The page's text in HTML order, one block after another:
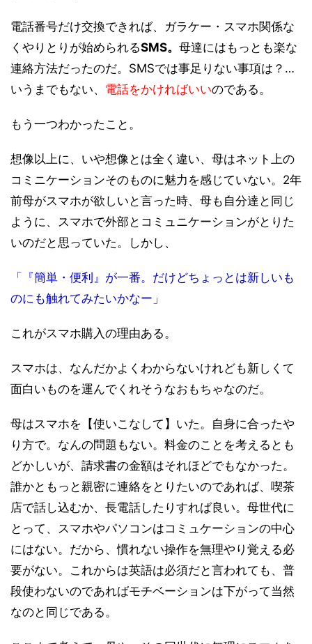
電話番号だけ交換できれば、ガラケー・スマホ関係な
くやりとりが始められるSMS。 母達にはもっとも楽な
連絡方法だったのだ。SMSでは事足りない事項は？…
いうまでもない、 電話をかければいいのである。
もう一つわかったこと。
想像以上に、いや想像とは全く違い、母はネット上の
コミニケーションそのものに魅力を感じていない。2年
前母がスマホが欲しいと言った時、母も自分達と同じ
ように、スマホで外部とコミュニケーションがとりた
いのだと思っていた。しかし、
「『簡単・便利』が一番。だけどちょっとは新しいも
のにも触れてみたいかなー」
これがスマホ購入の理由ある。
スマホは、なんだかよくわからないけれども新しくて
面白いものを運んでくれそうなおもちゃなのだ。
母はスマホを【使いこなして】いた。自身に合ったや
り方で。なんの問題もない。料金のことを考えるとも
どかしいが、請求書の金額はそれほどでもなかった。
誰かともっと親密に連絡をとりたいのであれば、喫茶
店で話し込むか、長電話したりすれば良い。母世代に
とって、スマホやパソコンはコミュケーションの中心
にはない。だから、慣れない操作を無理やり覚える必
要がない。これからは英語は必須だと言われても、普
段使わないのであればモチベーションは下がって当然
なのと同じである。